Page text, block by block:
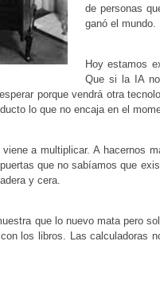
de personas
ganó el mundo.
Hoy estamos
Que si la IA
porque vendrá otra
lo que no encaja en el
viene a multiplicar. A hacernos
que no sabíamos que
y cera.
que lo nuevo mata pero
los libros. Las calculadoras